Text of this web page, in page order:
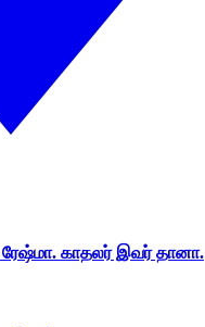
ரேஷ்மா. காதலர் இவர் தானா.